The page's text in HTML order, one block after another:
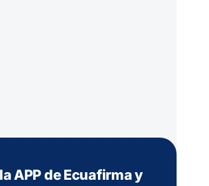
APP de Ecuafirma y